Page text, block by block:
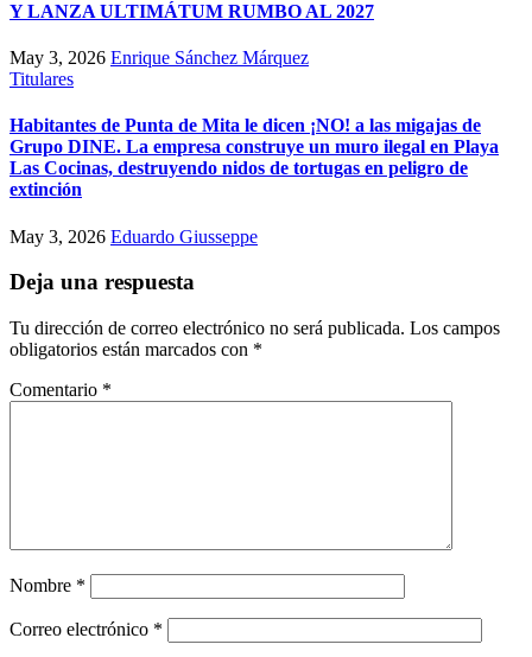
Y LANZA ULTIMÁTUM RUMBO AL 2027
May 3, 2026 Enrique Sánchez Márquez
Titulares
Habitantes de Punta de Mita le dicen ¡NO! a las migajas de
Grupo DINE. La empresa construye un muro ilegal en Playa
Las Cocinas, destruyendo nidos de tortugas en peligro de
extinción
May 3, 2026 Eduardo Giusseppe
Deja una respuesta
Tu dirección de correo electrónico no será publicada. Los campos
obligatorios están marcados con *
Comentario *
Nombre *
Correo electrónico *